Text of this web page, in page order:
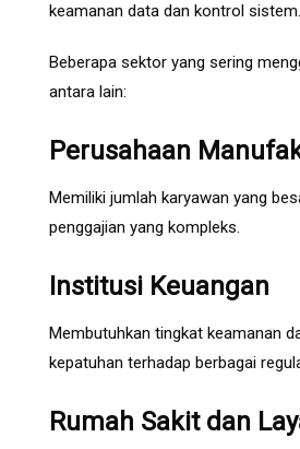
keamanan data dan kontrol sistem.
Beberapa sektor yang sering
antara lain:
Perusahaan
Memiliki jumlah karyawan yang
penggajian yang kompleks.
Institusi Keuangan
Membutuhkan tingkat keamanan
kepatuhan terhadap berbagai
Rumah Sakit dan